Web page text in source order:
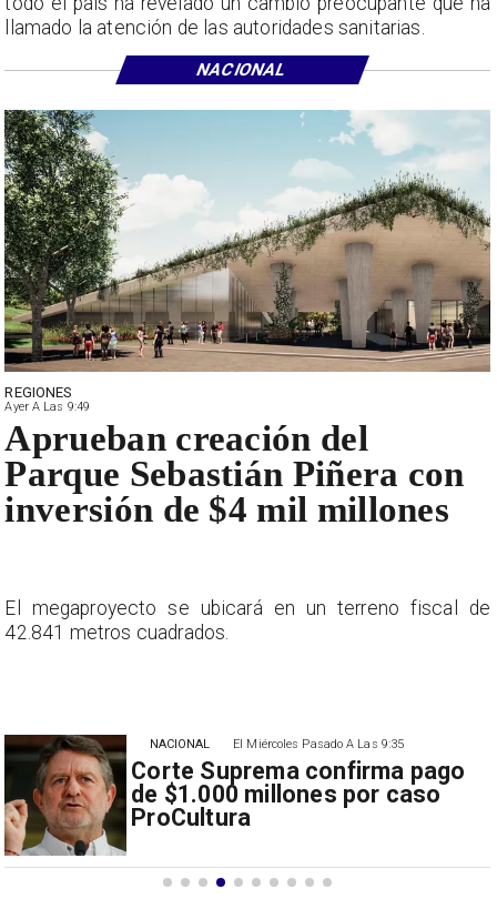
El Miércoles Pasado A Las 9:35
Corte Suprema confirma pago
de $1.000 millones por caso
ProCultura
NACIONAL
REGIONES
Ayer A Las 9:49
Aprueban creación del
Parque Sebastián Piñera con
inversión de $4 mil millones
El megaproyecto se ubicará en un terreno fiscal de
42.841 metros cuadrados.
llamado la atención de las autoridades sanitarias.
NACIONAL